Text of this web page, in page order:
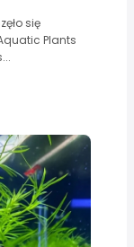
się
Plants